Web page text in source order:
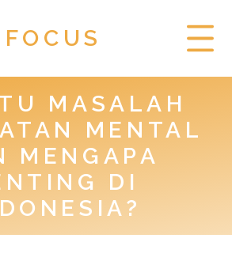
MASALAH
MENTAL
MENGAPA
DI